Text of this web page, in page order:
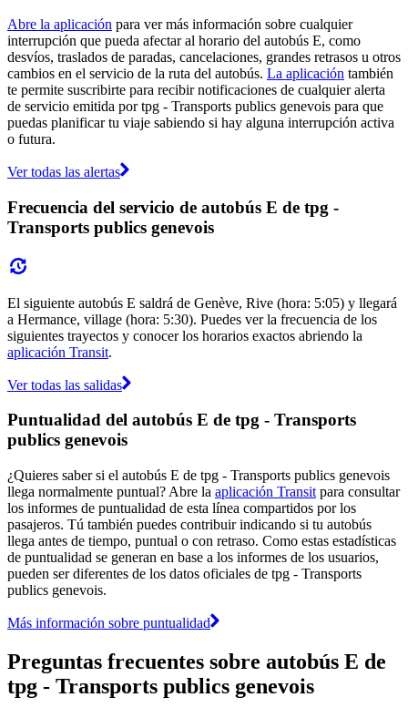
Abre la aplicación para ver más información sobre cualquier
interrupción que pueda afectar al horario del autobús E, como
desvíos, traslados de paradas, cancelaciones, grandes retrasos u otros
cambios en el servicio de la ruta del autobús. La aplicación también
te permite suscribirte para recibir notificaciones de cualquier alerta
de servicio emitida por tpg - Transports publics genevois para que
puedas planificar tu viaje sabiendo si hay alguna interrupción activa
o futura.
Ver todas las alertas
Frecuencia del servicio de autobús E de tpg -
Transports publics genevois
El siguiente autobús E saldrá de Genève, Rive (hora: 5:05) y llegará
a Hermance, village (hora: 5:30). Puedes ver la frecuencia de los
siguientes trayectos y conocer los horarios exactos abriendo la
aplicación Transit.
Ver todas las salidas
Puntualidad del autobús E de tpg - Transports
publics genevois
¿Quieres saber si el autobús E de tpg - Transports publics genevois
llega normalmente puntual? Abre la aplicación Transit para consultar
los informes de puntualidad de esta línea compartidos por los
pasajeros. Tú también puedes contribuir indicando si tu autobús
llega antes de tiempo, puntual o con retraso. Como estas estadísticas
de puntualidad se generan en base a los informes de los usuarios,
pueden ser diferentes de los datos oficiales de tpg - Transports
publics genevois.
Más información sobre puntualidad
Preguntas frecuentes sobre autobús E de
tpg - Transports publics genevois